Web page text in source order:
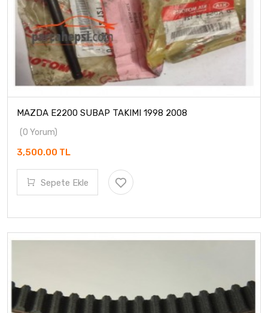
MAZDA E2200 SUBAP TAKIMI 1998 2008
(0 Yorum)
3,500.00 TL
Sepete Ekle